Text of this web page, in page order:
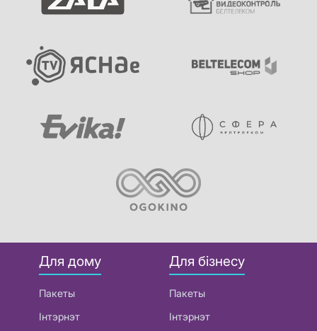
Для дому
Пакеты
Інтэрнэт
Для бізнесу
Пакеты
Інтэрнэт